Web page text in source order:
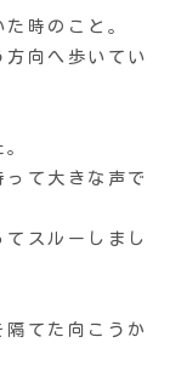
時のこと。
向へ歩いてい
て大きな声で
スルーしまし
てた向こうか